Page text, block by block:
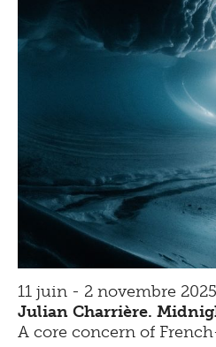
11 juin - 2 novembre 2025
Julian Charrière.
A core concern of